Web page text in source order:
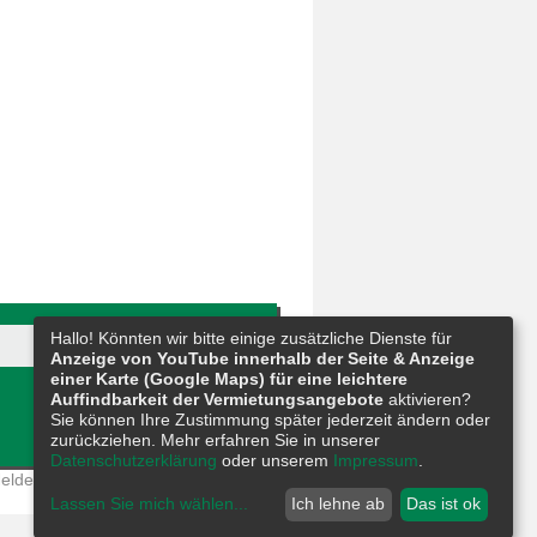
Hallo! Könnten wir bitte einige zusätzliche Dienste für
Anzeige von YouTube innerhalb der Seite & Anzeige
einer Karte (Google Maps) für eine leichtere
Auffindbarkeit der Vermietungsangebote aktivieren?
Sie können Ihre Zustimmung später jederzeit ändern oder
zurückziehen. Mehr erfahren Sie in unserer
Datenschutzerklärung oder unserem Impressum
Lassen Sie mich wählen... Ich lehne ab Das ist ok